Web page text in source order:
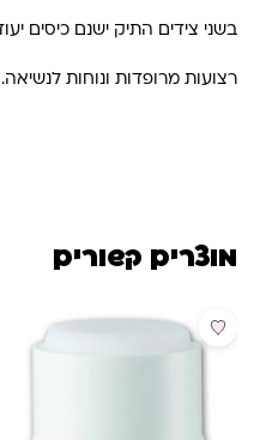
בשני צידים התיק ישנם כיסים
רצועות מרופדות ונוחות לנשיאה.
מוצרים קשורים